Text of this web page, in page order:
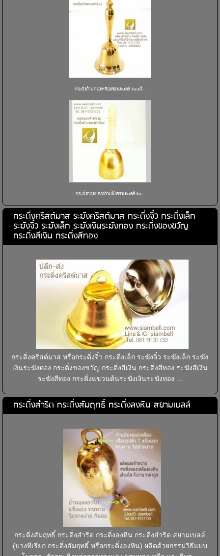
กระดิ่งด้ามทองเหลืองสยามเบลล์ แบบด้...
กระดิ่งทองเหลืองด้ามไม้สยามเบลล์ แบ...
กระดิ่งคริสต์มาส ระฆังคริสต์มาส กระดิ่งจิ๋ว กระดิ่งเล็ก
ระฆังจิ๋ว ระฆังเล็ก ระฆังเงินระฆังทอง กระดิ่งของขวัญ
กระดิ่งสีเงิน กระดิ่งสีทอง
กระดิ่งคริสต์มาส หรือกระดิ่งจิ๋ว กระดิ่งเล็ก ระฆังจิ๋ว ระฆังเล็ก ระฆัง
เงินระฆังทอง กระดิ่งของขวัญ กระดิ่งสีเงิน กระดิ่งสีทอง ระฆังสีเงิน
ระฆังสีทอง กระดิ่งแขวนต้นระฆังเงินระฆังทอง ...
กระดิ่งสำริด กระดิ่งสัมฤทธิ์ กระดิ่งลงหิน สยามเบลล์
กระดิ่งสัมฤทธิ์ กระดิ่งสำริด กระดิ่งลงหิน กระดิ่งสำริด สยามเบลล์
(บางทีเรียก กระดิ่งสัมฤทธิ์ หรือกระดิ่งลงหิน) ผลิตด้วยกรรมวิธีแบบ